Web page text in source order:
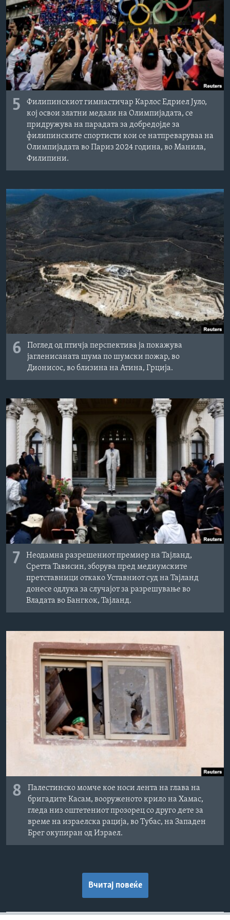
ИНТЕРВЈУА
Јазици
5
Филипинскиот гимнастичар Карлос Едриел Јуло,
кој освои златни медали на Олимпијадата, се
придружува на парадата за добредојде за
филипинските спортисти кои се натпреваруваа на
Олимпијадата во Париз 2024 година, во Манила,
Филипини.
6
Поглед од птичја перспектива ја покажува
јагленисаната шума по шумски пожар, во
Дионисос, во близина на Атина, Грција.
7
Неодамна разрешениот премиер на Тајланд,
Сретта Тависин, зборува пред медиумските
претставници откако Уставниот суд на Тајланд
донесе одлука за случајот за разрешување во
Владата во Бангкок, Тајланд.
8
Палестинско момче кое носи лента на глава на
бригадите Касам, вооруженото крило на Хамас,
гледа низ оштетениот прозорец со друго дете за
време на израелска рација, во Тубас, на Западен
Брег окупиран од Израел.
Вчитај повеќе